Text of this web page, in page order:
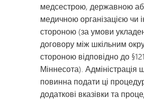
медсестрою, державною
медичною організацією чи
стороною (за умови
договору між шкільним
стороною відповідно до
Міннесота). Адміністрація
повинна подати ці
додаткові вказівки та